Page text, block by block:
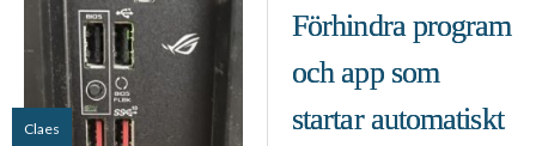
Claes
Förhindra program
och app som
startar automatiskt